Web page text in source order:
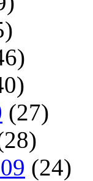
(27)
(24)